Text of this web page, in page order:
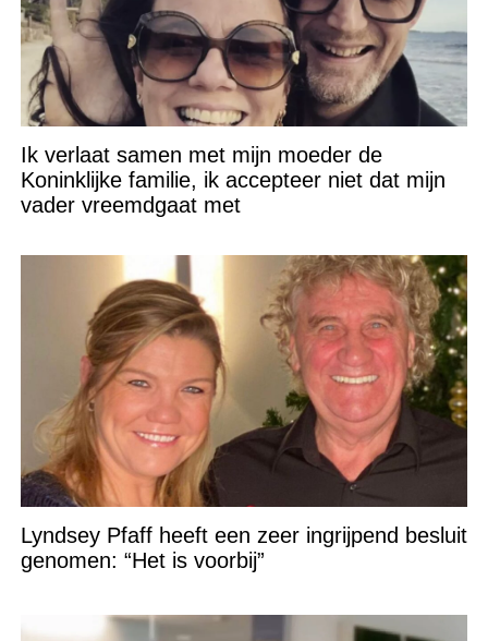
Ik verlaat samen met mijn moeder de
Koninklijke familie, ik accepteer niet dat mijn
vader vreemdgaat met
Lyndsey Pfaff heeft een zeer ingrijpend besluit
genomen: “Het is voorbij”